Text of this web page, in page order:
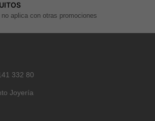
aplica con otras promociones
332 80
Joyería